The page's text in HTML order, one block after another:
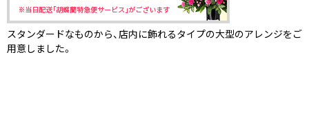
スタンダードなものから、店内に飾れるタイプの大型のアレンジをご
用意しました。